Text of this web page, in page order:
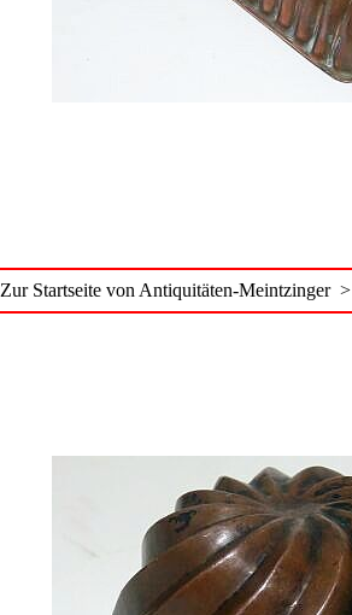
Zur Startseite von Antiquitäten-Meintzinger >